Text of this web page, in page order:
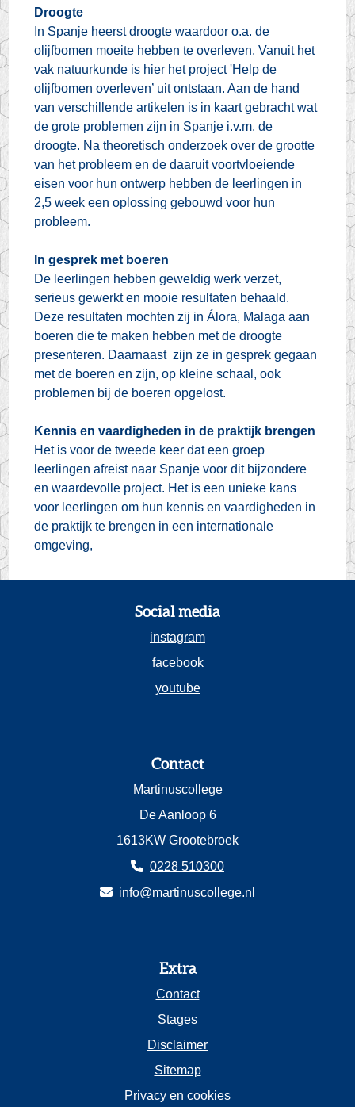
Droogte
In Spanje heerst droogte waardoor o.a. de
olijfbomen moeite hebben te overleven. Vanuit het
vak natuurkunde is hier het project 'Help de
olijfbomen overleven’ uit ontstaan. Aan de hand
van verschillende artikelen is in kaart gebracht wat
de grote problemen zijn in Spanje i.v.m. de
droogte. Na theoretisch onderzoek over de grootte
van het probleem en de daaruit voortvloeiende
eisen voor hun ontwerp hebben de leerlingen in
2,5 week een oplossing gebouwd voor hun
probleem.
In gesprek met boeren
De leerlingen hebben geweldig werk verzet,
serieus gewerkt en mooie resultaten behaald.
Deze resultaten mochten zij in Álora, Malaga aan
boeren die te maken hebben met de droogte
presenteren. Daarnaast zijn ze in gesprek gegaan
met de boeren en zijn, op kleine schaal, ook
problemen bij de boeren opgelost.
Kennis en vaardigheden in de praktijk brengen
Het is voor de tweede keer dat een groep
leerlingen afreist naar Spanje voor dit bijzondere
en waardevolle project. Het is een unieke kans
voor leerlingen om hun kennis en vaardigheden in
de praktijk te brengen in een internationale
omgeving,
Social media
instagram
facebook
youtube
Contact
Martinuscollege
De Aanloop 6
1613KW Grootebroek
0228 510300
info@martinuscollege.nl
Extra
Contact
Stages
Disclaimer
Sitemap
Privacy en cookies